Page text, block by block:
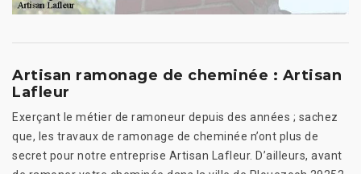
Artisan ramonage de cheminée : Artisan
Lafleur
Exerçant le métier de ramoneur depuis des années ; sachez
que, les travaux de ramonage de cheminée n’ont plus de
secret pour notre entreprise Artisan Lafleur. D’ailleurs, avant